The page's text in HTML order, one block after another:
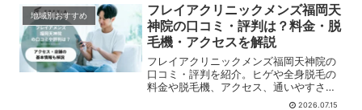
地域別おすすめ
フレイアクリニックメンズ福岡天
神院の口コミ・評判は？料金・脱
毛機・アクセスを解説
フレイアクリニックメンズ福岡天神院の
口コミ・評判を紹介。ヒゲや全身脱毛の
料金や脱毛機、アクセス、通いやすさを
解説します。仕事帰りに通いたい男性も
2026.07.15